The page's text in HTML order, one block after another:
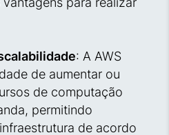
: A AWS
de aumentar ou
de computação
permitindo
de acordo